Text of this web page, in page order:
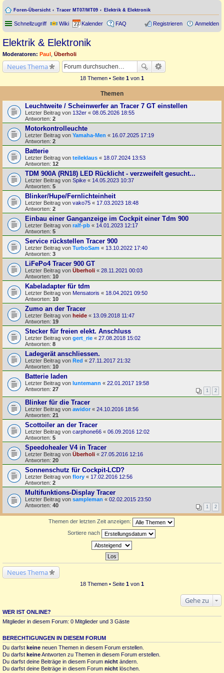
Foren-Übersicht Tracer MT07/MT09 Elektrik & Elektronik
Schnellzugriff Wiki Kalender FAQ Anmelden
Registrieren
Elektrik & Elektronik
Moderatoren: Paul Überholi
Neues Thema
18 Themen • Seite 1 von 1
Themen
Leuchtweite / Scheinwerfer an Tracer 7 GT einstellen
Letzter Beitrag von 132er « 08.05.2026 18:55
Antworten: 2
Motorkontrolleuchte
Letzter Beitrag von Yamaha-Men « 16.07.2025 17:19
Antworten: 2
Batterie
Letzter Beitrag von teileklaus « 18.07.2024 13:53
Antworten: 12
TDM 900A (RN18) LED Rücklicht - verzweifelt gesucht...
Letzter Beitrag von Spike « 14.05.2023 10:37
Antworten: 5
Blinker/Hupe/Fernlichteinheit
Letzter Beitrag von vako75 « 17.03.2023 18:48
Antworten: 2
Einbau einer Ganganzeige im Cockpit einer Tdm 900
Letzter Beitrag von ralf-pb « 14.01.2023 12:17
Antworten: 5
Service rückstellen Tracer 900
Letzter Beitrag von TurboSam « 13.10.2022 17:40
Antworten: 3
LiFePo4 Tracer 900 GT
Letzter Beitrag von Überholi « 28.11.2021 00:03
Antworten: 10
Kabeladapter für tdm
Letzter Beitrag von Mensatoris « 18.04.2021 09:50
Antworten: 10
Zumo an der Tracer
Letzter Beitrag von heide « 13.09.2018 11:47
Antworten: 19
Stecker für freien elekt. Anschluss
Letzter Beitrag von gert_rie « 27.08.2018 15:02
Antworten: 8
Ladegerät anschliessen.
Letzter Beitrag von Red « 27.11.2017 21:32
Antworten: 10
Batterie laden
Letzter Beitrag von luntemann « 22.01.2017 19:58
Antworten: 27 1 2
Blinker für die Tracer
Letzter Beitrag von awidor « 24.10.2016 18:56
Antworten: 21
Scottoiler an der Tracer
Letzter Beitrag von carphone66 « 06.09.2016 12:02
Antworten: 5
Speedohealer V4 in Tracer
Letzter Beitrag von Überholi « 27.05.2016 12:16
Antworten: 20
Sonnenschutz für Cockpit-LCD?
Letzter Beitrag von flory « 17.02.2016 12:56
Antworten: 2
Multifunktions-Display Tracer
Letzter Beitrag von sampleman « 02.02.2015 23:50
Antworten: 40 1 2
Themen der letzten Zeit anzeigen:
Sortiere nach
Neues Thema
18 Themen • Seite 1 von 1
Gehe zu
WER IST ONLINE?
Mitglieder in diesem Forum: 0 Mitglieder und 3 Gäste
BERECHTIGUNGEN IN DIESEM FORUM
Du darfst keine neuen Themen in diesem Forum erstellen.
Du darfst keineAntworten zu Themen in diesem Forum erstellen.
Du darfst deine Beiträge in diesem Forum nicht ändern.
Du darfst deine Beiträge in diesem Forum nicht löschen.